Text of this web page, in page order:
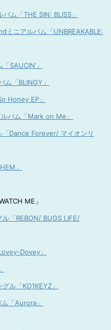
ム「THE SIN: BLISS」
ミニアルバム「UNBREAKABLE:
SAUCIN’」
ム「BLINGY」
Honey EP」
バム「Mark on Me」
「Dance Forever/ マイオンリ
」
ME」
「REBON/ BUGS LIFE/
Dovey」
ル「KO1KEYZ」
「Aurora」